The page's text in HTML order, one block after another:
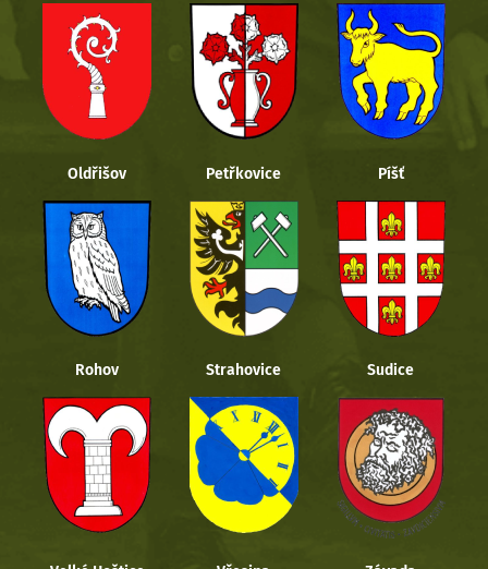
Oldřišov Petřkovice Píšť
Rohov Strahovice Sudice